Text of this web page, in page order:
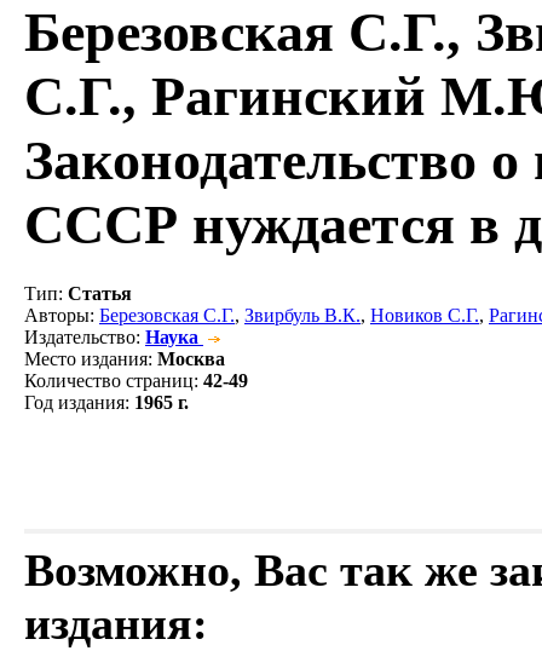
Березовская С.Г.,
С.Г., Рагинский
Законодательство
СССР нуждается в
Тип: Статья
Авторы: Березовская С.Г., Звирбуль В.К., Новиков С.Г.,
Издательство: Наука
Место издания: Москва
Количество страниц: 42-49
Год издания: 1965 г.
Возможно, Вас так же
издания: